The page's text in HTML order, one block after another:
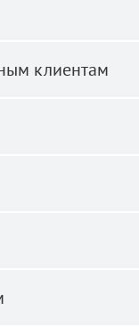
клиентам